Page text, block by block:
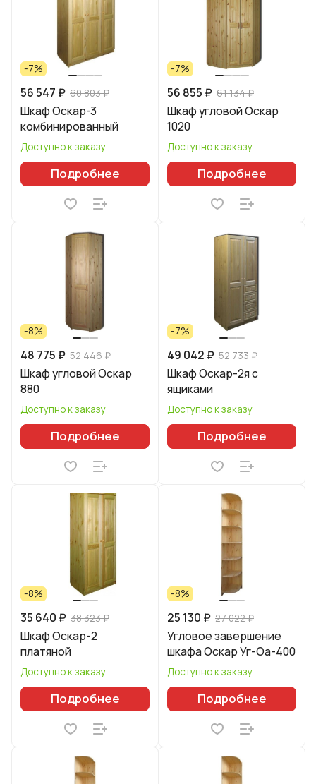
-7%
56 547 ₽ 60 803 ₽
Шкаф Оскар-3
комбинированный
Доступно к заказу
Подробнее
-7%
56 855 ₽ 61 134 ₽
Шкаф угловой Оскар
1020
Доступно к заказу
Подробнее
-8%
48 775 ₽ 52 446 ₽
Шкаф угловой Оскар
880
Доступно к заказу
Подробнее
-7%
49 042 ₽ 52 733 ₽
Шкаф Оскар-2я с
ящиками
Доступно к заказу
Подробнее
-8%
35 640 ₽ 38 323 ₽
Шкаф Оскар-2
платяной
Доступно к заказу
Подробнее
-8%
25 130 ₽ 27 022 ₽
Угловое завершение
шкафа Оскар Уг-Оа-400
Доступно к заказу
Подробнее